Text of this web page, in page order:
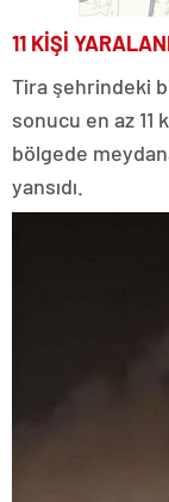
11 KİŞİ
Tira şehrindeki
sonucu en az 11
bölgede
yansıdı.